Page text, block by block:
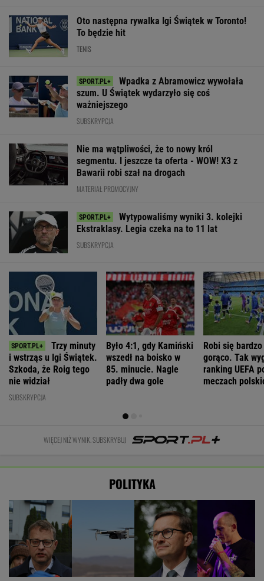
Oto następna rywalka Igi Świątek w Toronto!
To będzie hit
TENIS
Wpadka z Abramowicz wywołała
szum. U Świątek wydarzyło się coś
ważniejszego
SUBSKRYPCJA
Nie ma wątpliwości, że to nowy król
segmentu. I jeszcze ta oferta - WOW! X3 z
Bawarii robi szał na drogach
MATERIAŁ PROMOCYJNY
Wytypowaliśmy wyniki 3. kolejki
Ekstraklasy. Legia czeka na to 11 lat
SUBSKRYPCJA
Trzy minuty
i wstrząs u Igi Świątek.
Szkoda, że Roig tego
nie widział
SUBSKRYPCJA
Było 4:1, gdy Kamiński
wszedł na boisko w
85. minucie. Nagle
padły dwa gole
Robi się bardzo
gorąco. Tak
ranking UEFA
meczach
WIĘCEJ NIŻ WYNIK. SUBSKRYBUJ
POLITYKA